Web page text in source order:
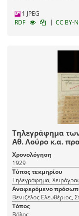
1 JPEG
RDF
| CC BY-
Τηλεγράφημα
Αθ. Λούρο κ.α.
εκφράζουν τις
την
τοποθέτηση του
Υπουργείο
Χρονολόγηση
1929
Τύπος τεκμηρίου
Τηλεγράφημα,
Αναφερόμενο
Βενιζέλος Ελευθέριος,
Τόπος